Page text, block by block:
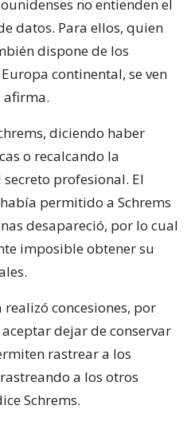
no entienden el
datos. Para ellos, quien
dispone de los
continental, se ven
afirma.
diciendo haber
o recalcando la
profesional. El
permitido a Schrems
desapareció, por lo cual
imposible obtener su
concesiones, por
dejar de conservar
rastrear a los
a los otros
Schrems.